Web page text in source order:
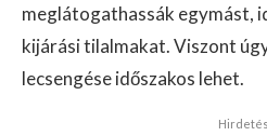
meglátogathassák egymást,
kijárási tilalmakat. Viszont
lecsengése időszakos lehet.
Hirdetés